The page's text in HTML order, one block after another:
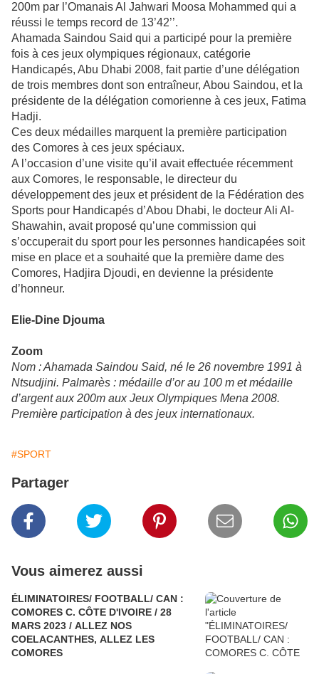
200m par l’Omanais Al Jahwari Moosa Mohammed qui a
réussi le temps record de 13’42’’.
Ahamada Saindou Said qui a participé pour la première
fois à ces jeux olympiques régionaux, catégorie
Handicapés, Abu Dhabi 2008, fait partie d’une délégation
de trois membres dont son entraîneur, Abou Saindou, et la
présidente de la délégation comorienne à ces jeux, Fatima
Hadji.
Ces deux médailles marquent la première participation
des Comores à ces jeux spéciaux.
A l’occasion d’une visite qu’il avait effectuée récemment
aux Comores, le responsable, le directeur du
développement des jeux et président de la Fédération des
Sports pour Handicapés d’Abou Dhabi, le docteur Ali Al-
Shawahin, avait proposé qu’une commission qui
s’occuperait du sport pour les personnes handicapées soit
mise en place et a souhaité que la première dame des
Comores, Hadjira Djoudi, en devienne la présidente
d’honneur.
Elie-Dine Djouma
Zoom
Nom : Ahamada Saindou Said, né le 26 novembre 1991 à
Ntsudjini. Palmarès : médaille d’or au 100 m et médaille
d’argent aux 200m aux Jeux Olympiques Mena 2008.
Première participation à des jeux internationaux.
#SPORT
Partager
Vous aimerez aussi
ÉLIMINATOIRES/ FOOTBALL/ CAN :
COMORES C. CÔTE D'IVOIRE / 28
MARS 2023 / ALLEZ NOS
COELACANTHES, ALLEZ LES
COMORES